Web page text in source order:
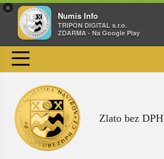
×
Numis Info
TRIPON DIGITAL s.r.o.
ZDARMA - Na Google Play
Zlato bez DPH